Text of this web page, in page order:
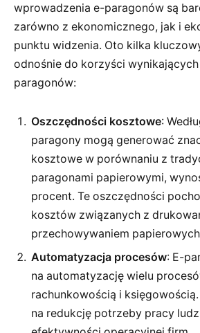
wprowadzenia e-paragonów są
zarówno z ekonomicznego, jak i
punktu widzenia. Oto kilka
odnośnie do korzyści
paragonów:
Oszczędności kosztowe:
paragony mogą generować
kosztowe w porównaniu z
paragonami papierowymi,
procent. Te oszczędności
kosztów związanych z
przechowywaniem
Automatyzacja procesów: E-
na automatyzację wielu
rachunkowością i księgowością.
na redukcję potrzeby pracy